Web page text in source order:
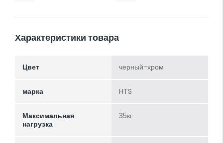
Характеристики товара
Цвет черный-хром
марка HTS
Максимальная
нагрузка
35кг